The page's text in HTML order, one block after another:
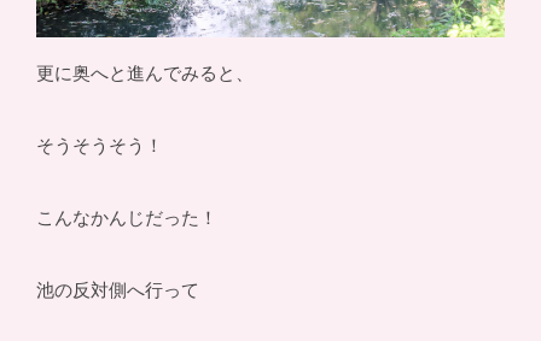
更に奥へと進んでみると、
そうそうそう！
こんなかんじだった！
池の反対側へ行って